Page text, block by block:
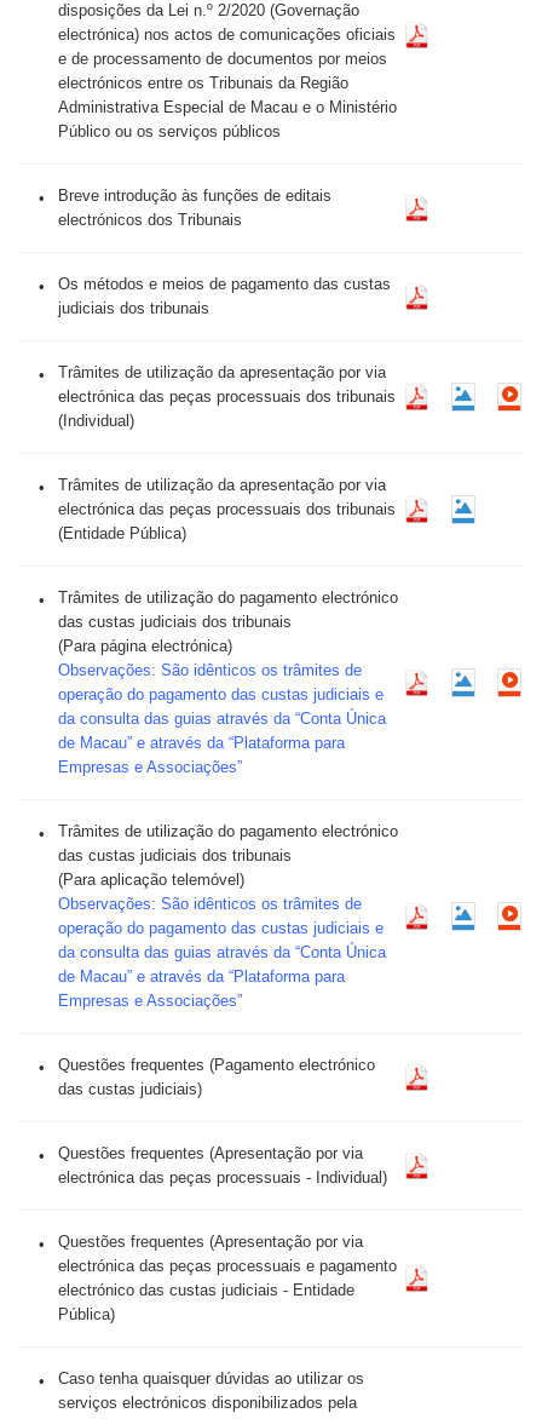
disposições da Lei n.º 2/2020 (Governação
electrónica) nos actos de comunicações oficiais
e de processamento de documentos por meios
electrónicos entre os Tribunais da Região
Administrativa Especial de Macau e o Ministério
Público ou os serviços públicos
Breve introdução às funções de editais
electrónicos dos Tribunais
Os métodos e meios de pagamento das custas
judiciais dos tribunais
Trâmites de utilização da apresentação por via
electrónica das peças processuais dos tribunais
(Individual)
Trâmites de utilização da apresentação por via
electrónica das peças processuais dos tribunais
(Entidade Pública)
Trâmites de utilização do pagamento electrónico
das custas judiciais dos tribunais
(Para página electrónica)
Observações: São idênticos os trâmites de
operação do pagamento das custas judiciais e
da consulta das guias através da “Conta Única
de Macau” e através da “Plataforma para
Empresas e Associações”
Trâmites de utilização do pagamento electrónico
das custas judiciais dos tribunais
(Para aplicação telemóvel)
Observações: São idênticos os trâmites de
operação do pagamento das custas judiciais e
da consulta das guias através da “Conta Única
de Macau” e através da “Plataforma para
Empresas e Associações”
Questões frequentes (Pagamento electrónico
das custas judiciais)
Questões frequentes (Apresentação por via
electrónica das peças processuais - Individual)
Questões frequentes (Apresentação por via
electrónica das peças processuais e pagamento
electrónico das custas judiciais - Entidade
Pública)
Caso tenha quaisquer dúvidas ao utilizar os
serviços electrónicos disponibilizados pela